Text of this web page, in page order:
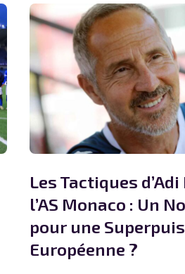
Les Tactiques
l’AS Monaco : Un
pour une
Européenne ?